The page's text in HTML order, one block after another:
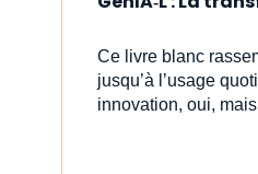
Ce livre blanc
jusqu’à l’usage
innovation, oui,